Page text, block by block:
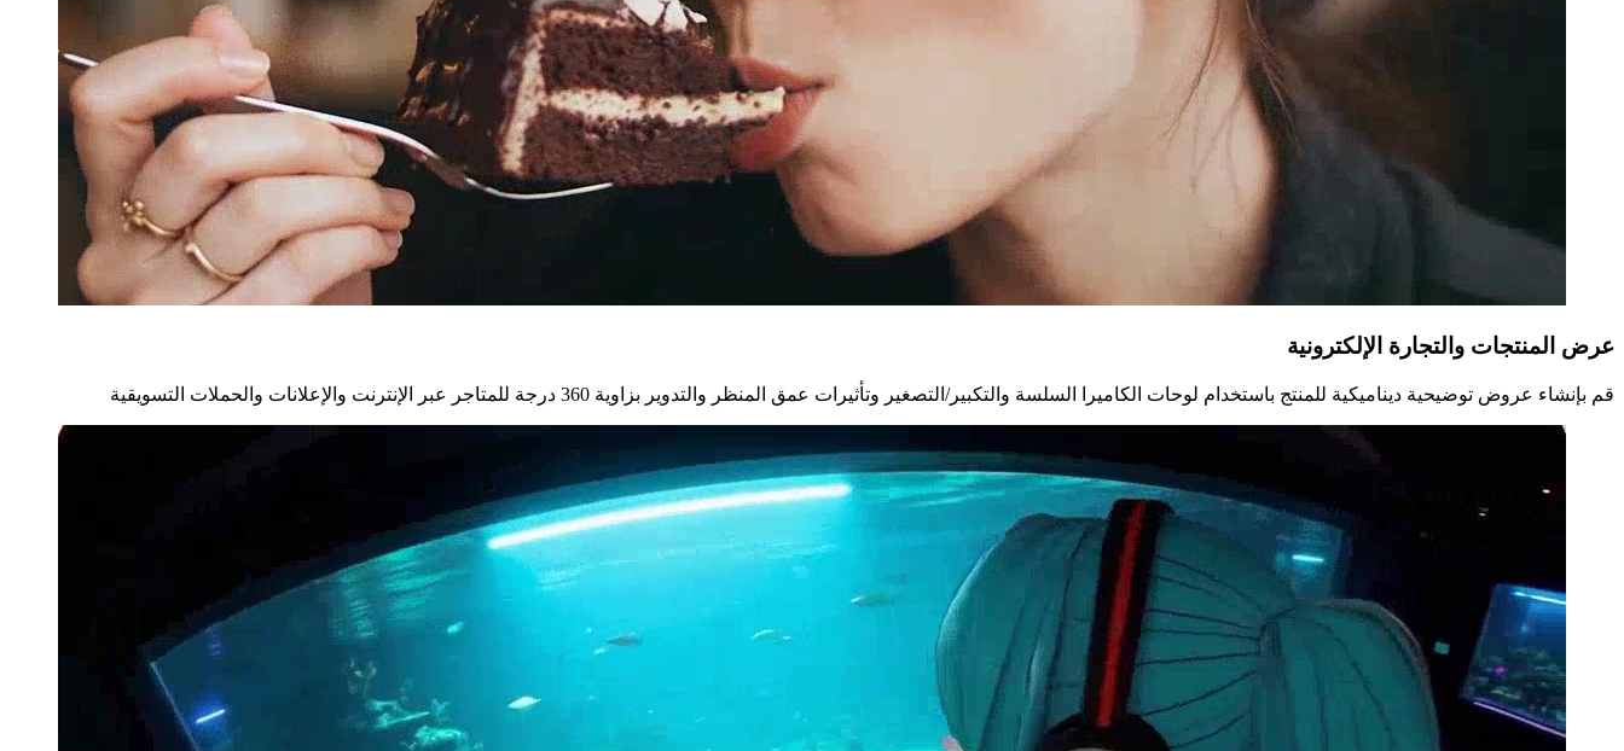
عرض المنتجات والتجارة الإلكترونية
قم بإنشاء عروض توضيحية ديناميكية للمنتج باستخدام لوحات الكاميرا السلسة والتكبير/التصغير وتأثيرات عمق المنظر والتدوير بزاوية 360 درجة للمتاجر عبر الإنترنت والإعلانات والحملات التسويقية